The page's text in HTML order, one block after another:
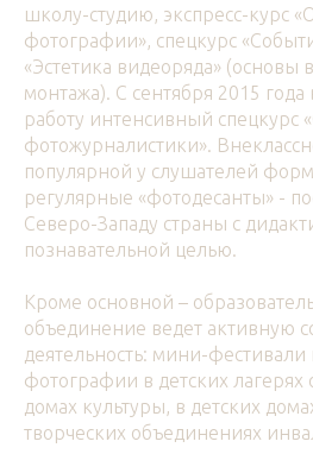
школу-студию, экспресс-курс
фотографии», спецкурс
«Эстетика видеоряда» (основы
монтажа). С сентября 2015
работу интенсивный спецкурс
фотожурналистики».
популярной у слушателей
регулярные «фотодесанты» -
Северо-Западу страны с
познавательной целью.
Кроме основной –
объединение ведет активную
деятельность: мини-фестивали
фотографии в детских лагерях
домах культуры, в детских
творческих объединениях